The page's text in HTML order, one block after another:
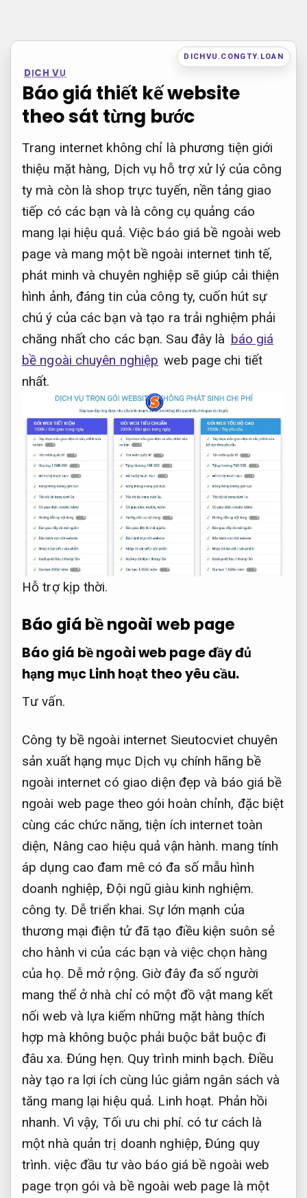
dung
DICHVU.CONGTY.LOAN
DỊCH VỤ
Báo giá thiết kế website
theo sát từng bước
Trang internet không chỉ là phương tiện giới
thiệu mặt hàng, Dịch vụ hỗ trợ xử lý của công
ty mà còn là shop trực tuyến, nền tảng giao
tiếp có các bạn và là công cụ quảng cáo
mang lại hiệu quả. Việc báo giá bề ngoài web
page và mang một bề ngoài internet tinh tế,
phát minh và chuyên nghiệp sẽ giúp cải thiện
hình ảnh, đáng tin của công ty, cuốn hút sự
chú ý của các bạn và tạo ra trải nghiệm phải
chăng nhất cho các bạn. Sau đây là báo giá
bề ngoài chuyên nghiệp web page chi tiết
nhất.
Hỗ trợ kịp thời.
Báo giá bề ngoài web page
Báo giá bề ngoài web page đầy đủ
hạng mụcLinh hoạt theo yêu cầu.
Tư vấn.
Công ty bề ngoài internet Sieutocviet chuyên
sản xuất hạng mục Dịch vụ chính hãng bề
ngoài internet có giao diện đẹp và báo giá bề
ngoài web page theo gói hoàn chỉnh, đặc biệt
cùng các chức năng, tiện ích internet toàn
diện, Nâng cao hiệu quả vận hành. mang tính
áp dụng cao đam mê có đa số mẫu hình
doanh nghiệp,Đội ngũ giàu kinh nghiệm.
công ty. Dễ triển khai. Sự lớn mạnh của
thương mại điện tử đã tạo điều kiện suôn sẻ
cho hành vi của các bạn và việc chọn hàng
của họ. Dễ mở rộng. Giờ đây đa số người
mang thể ở nhà chỉ có một đồ vật mang kết
nối web và lựa kiếm những mặt hàng thích
hợp mà không buộc phải buộc bắt buộc đi
đâu xa. Đúng hẹn. Quy trình minh bạch. Điều
này tạo ra lợi ích cùng lúc giảm ngân sách và
tăng mang lại hiệu quả. Linh hoạt. Phản hồi
nhanh. Vì vậy, Tối ưu chi phí. có tư cách là
một nhà quản trị doanh nghiệp,Đúng quy
trình. việc đầu tư vào báo giá bề ngoài web
page trọn gói và bề ngoài web page là một